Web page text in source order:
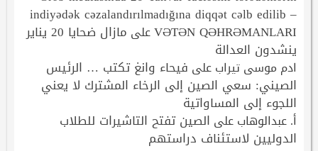
indiyədək cəzalandırılmadığına diqqət cəlb edilib –
VƏTƏN QƏHRƏMANLARIعلى مازال ضحايا 20 يناير
ينشدون العدالة
ادم موسى تيرابعلى فيحاء وانغ تكتب … الرئيس
الصيني: سعي الصين إلى الرخاء المشترك لا يعني
اللجوء إلى المساواتية
أ. عبدالوهابعلى الصين تفتح التاشيرات للطلاب
الدوليين لاستئناف دراستهم